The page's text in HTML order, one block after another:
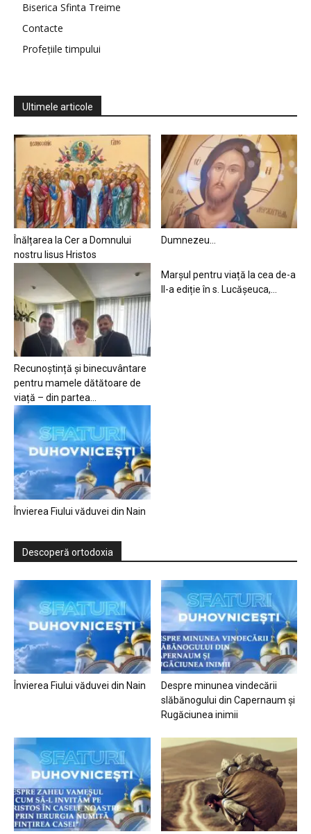
Biserica Sfinta Treime
Contacte
Profețiile timpului
Ultimele articole
Înălțarea la Cer a Domnului
nostru Iisus Hristos
Dumnezeu…
Recunoștință și binecuvântare
pentru mamele dătătoare de
viață – din partea...
Marșul pentru viață la cea de-a
II-a ediție în s. Lucășeuca,...
Învierea Fiului văduvei din Nain
Descoperă ortodoxia
Învierea Fiului văduvei din Nain
Despre minunea vindecării
slăbănogului din Capernaum și
Rugăciunea inimii